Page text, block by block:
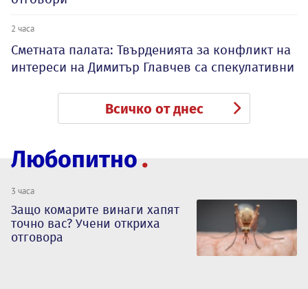
2 часа
Сметната палата: Твърденията за конфликт на
интереси на Димитър Главчев са спекулативни
Всичко от днес
Любопитно
3 часа
Защо комарите винаги хапят
точно вас? Учени откриха
отговора